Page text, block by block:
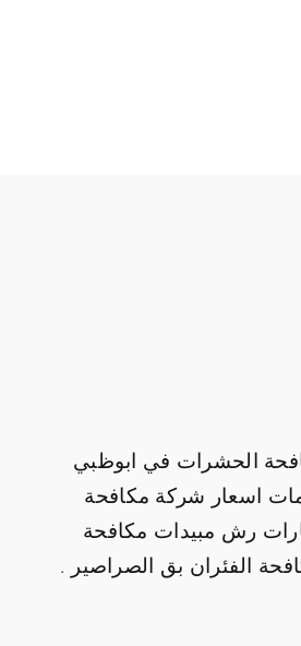
الحشرات في ابوظبي
اسعار شركة مكافحة
رش مبيدات مكافحة
الفئران بق الصراصير .